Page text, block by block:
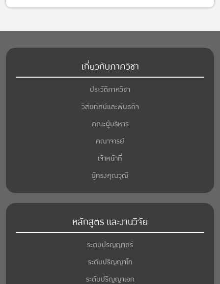
เกี่ยวกับภาควิชา
ประวัติภาควิชา
วิสัยทัศน์และพันธกิจ
คณะผู้บริหาร
คณาจารย์
เจ้าหน้าที่
ผู้ทรงคุณวุฒิ
หลักสูตร และงานวิจัย
ระดับปริญญาตรี
ระดับปริญญาโท
ระดับปริญญาเอก